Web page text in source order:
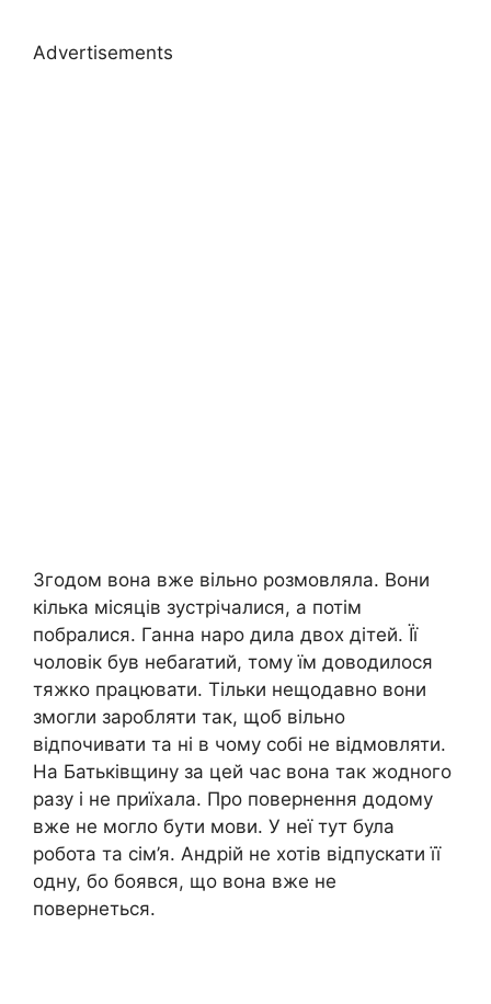
Advertisements
Згодом вона вже вільно розмовляла. Вони
кілька місяців зустрічалися, а потім
побралися. Ганна наро дила двох дітей. Її
чоловік був небаrатий, тому їм доводилося
тяжко працювати. Тільки нещодавно вони
змогли заробляти так, щоб вільно
відпочивати та ні в чому собі не відмовляти.
На Батьківщину за цей час вона так жодного
разу і не приїхала. Про повернення додому
вже не могло бути мови. У неї тут була
робота та сім’я. Андрій не хотів відпускати її
одну, бо боявся, що вона вже не
повернеться.